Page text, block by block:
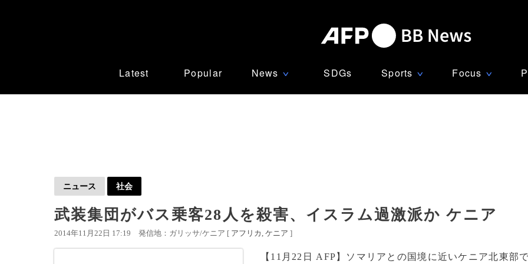
Latest Popular News ∨ SDGs Sports ∨ Focus ∨
ニュース 社会
武装集団がバス乗客28人を殺害、イスラム過激派か ケニア
2014年11月22日 17:19 発信地：ガリッサ/ケニア [ アフリカ ケニア ]
【11月22日 AFP】ソマリアとの国境に近いケニア北東部で